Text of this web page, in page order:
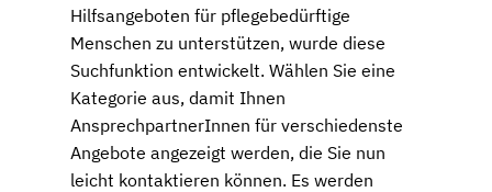
Hilfsangeboten für pflegebedürftige
Menschen zu unterstützen, wurde diese
Suchfunktion entwickelt. Wählen Sie eine
Kategorie aus, damit Ihnen
AnsprechpartnerInnen für verschiedenste
Angebote angezeigt werden, die Sie nun
leicht kontaktieren können. Es werden